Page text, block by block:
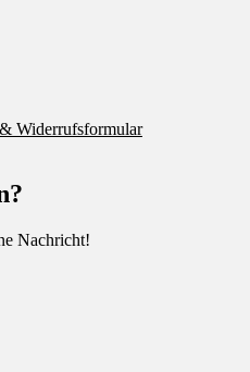
Widerrufsformular
Nachricht!